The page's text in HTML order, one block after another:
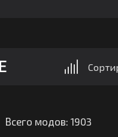
Всего модов: 1903